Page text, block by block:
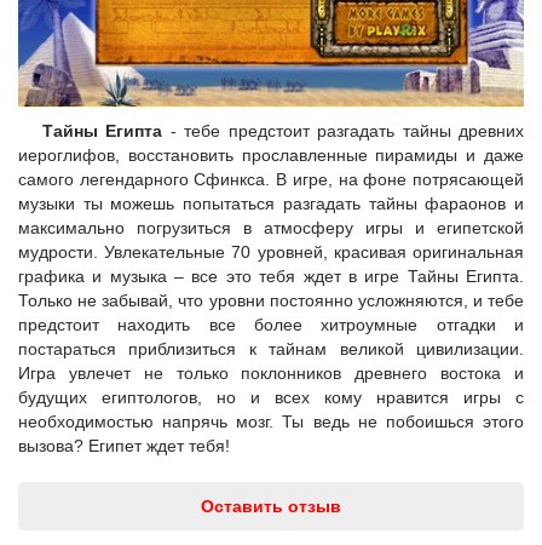
Тайны Египта - тебе предстоит разгадать тайны древних
иероглифов, восстановить прославленные пирамиды и даже
самого легендарного Сфинкса. В игре, на фоне потрясающей
музыки ты можешь попытаться разгадать тайны фараонов и
максимально погрузиться в атмосферу игры и египетской
мудрости. Увлекательные 70 уровней, красивая оригинальная
графика и музыка – все это тебя ждет в игре Тайны Египта.
Только не забывай, что уровни постоянно усложняются, и тебе
предстоит находить все более хитроумные отгадки и
постараться приблизиться к тайнам великой цивилизации.
Игра увлечет не только поклонников древнего востока и
будущих египтологов, но и всех кому нравится игры с
необходимостью напрячь мозг. Ты ведь не побоишься этого
вызова? Египет ждет тебя!
Оставить отзыв